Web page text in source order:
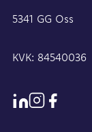
5341 GG Oss
KVK: 84540036